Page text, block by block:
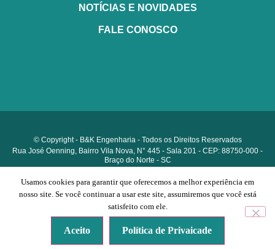
NOTÍCIAS E NOVIDADES
FALE CONOSCO
© Copyright - B&K Engenharia - Todos os Direitos Reservados
Rua José Oenning, Bairro Vila Nova, N° 445 - Sala 201 - CEP: 88750-000 -
Braço do Norte - SC
Desenvolvido por
Usamos cookies para garantir que oferecemos a melhor experiência em
nosso site. Se você continuar a usar este site, assumiremos que você está
satisfeito com ele.
Aceito Política de Privaicade